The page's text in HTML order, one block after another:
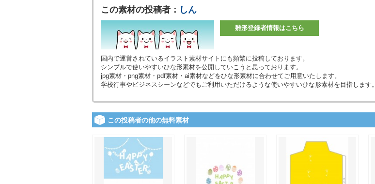
この素材の投稿者： しん
雛形登録者情報はこちら
国内で運営されているイラスト素材サイトにも頻繁に投稿しております。
シンプルで使いやすいひな形素材を公開していこうと思っております。
jpg素材・png素材・pdf素材・ai素材などをひな形素材に合わせてご用意いたします。
学校行事やビジネスシーンなどでもご利用いただけるような使いやすいひな形素材を目指します。
この投稿者の他の無料素材